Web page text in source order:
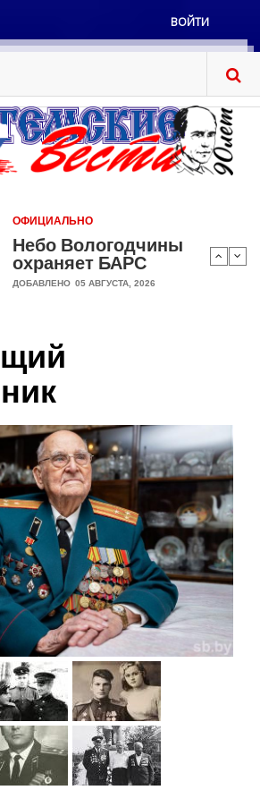
ВОЙТИ
ОФИЦИАЛЬНО
Небо Вологодчины
охраняет БАРС
ДОБАВЛЕНО 05 АВГУСТА, 2026